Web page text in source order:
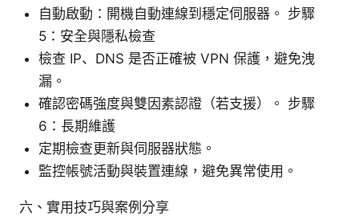
自動啟動：開機自動連線到穩定伺服器。 步驟
5：安全與隱私檢查
檢查 IP、DNS 是否正確被 VPN 保護，避免洩
漏。
確認密碼強度與雙因素認證（若支援）。 步驟
6：長期維護
定期檢查更新與伺服器狀態。
監控帳號活動與裝置連線，避免異常使用。
六、實用技巧與案例分享